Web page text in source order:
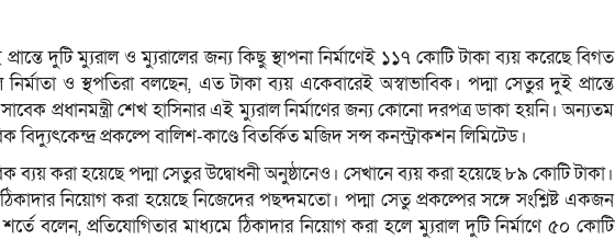
দুটি ম্যুরাল ও ম্যুরালের জন্য কিছু স্থাপনা নির্মাণেই ১১৭ কোটি টাকা ব্যয় করেছে বিগত
ও স্থপতিরা বলছেন, এত টাকা ব্যয় একেবারেই অস্বাভাবিক। পদ্মা সেতুর দুই প্রান্তে
প্রধানমন্ত্রী শেখ হাসিনার এই ম্যুরাল নির্মাণের জন্য কোনো দরপত্র ডাকা হয়নি। অন্যতম
বিদ্যুৎকেন্দ্র প্রকল্পে বালিশ-কাণ্ডে বিতর্কিত মজিদ সন্স কনস্ট্রাকশন লিমিটেড।
ব্যয় করা হয়েছে পদ্মা সেতুর উদ্বোধনী অনুষ্ঠানেও। সেখানে ব্যয় করা হয়েছে ৮৯ কোটি টাকা।
নিয়োগ করা হয়েছে নিজেদের পছন্দমতো। পদ্মা সেতু প্রকল্পের সঙ্গে সংশ্লিষ্ট একজন
বলেন, প্রতিযোগিতার মাধ্যমে ঠিকাদার নিয়োগ করা হলে ম্যুরাল দুটি নির্মাণে ৫০ কোটি